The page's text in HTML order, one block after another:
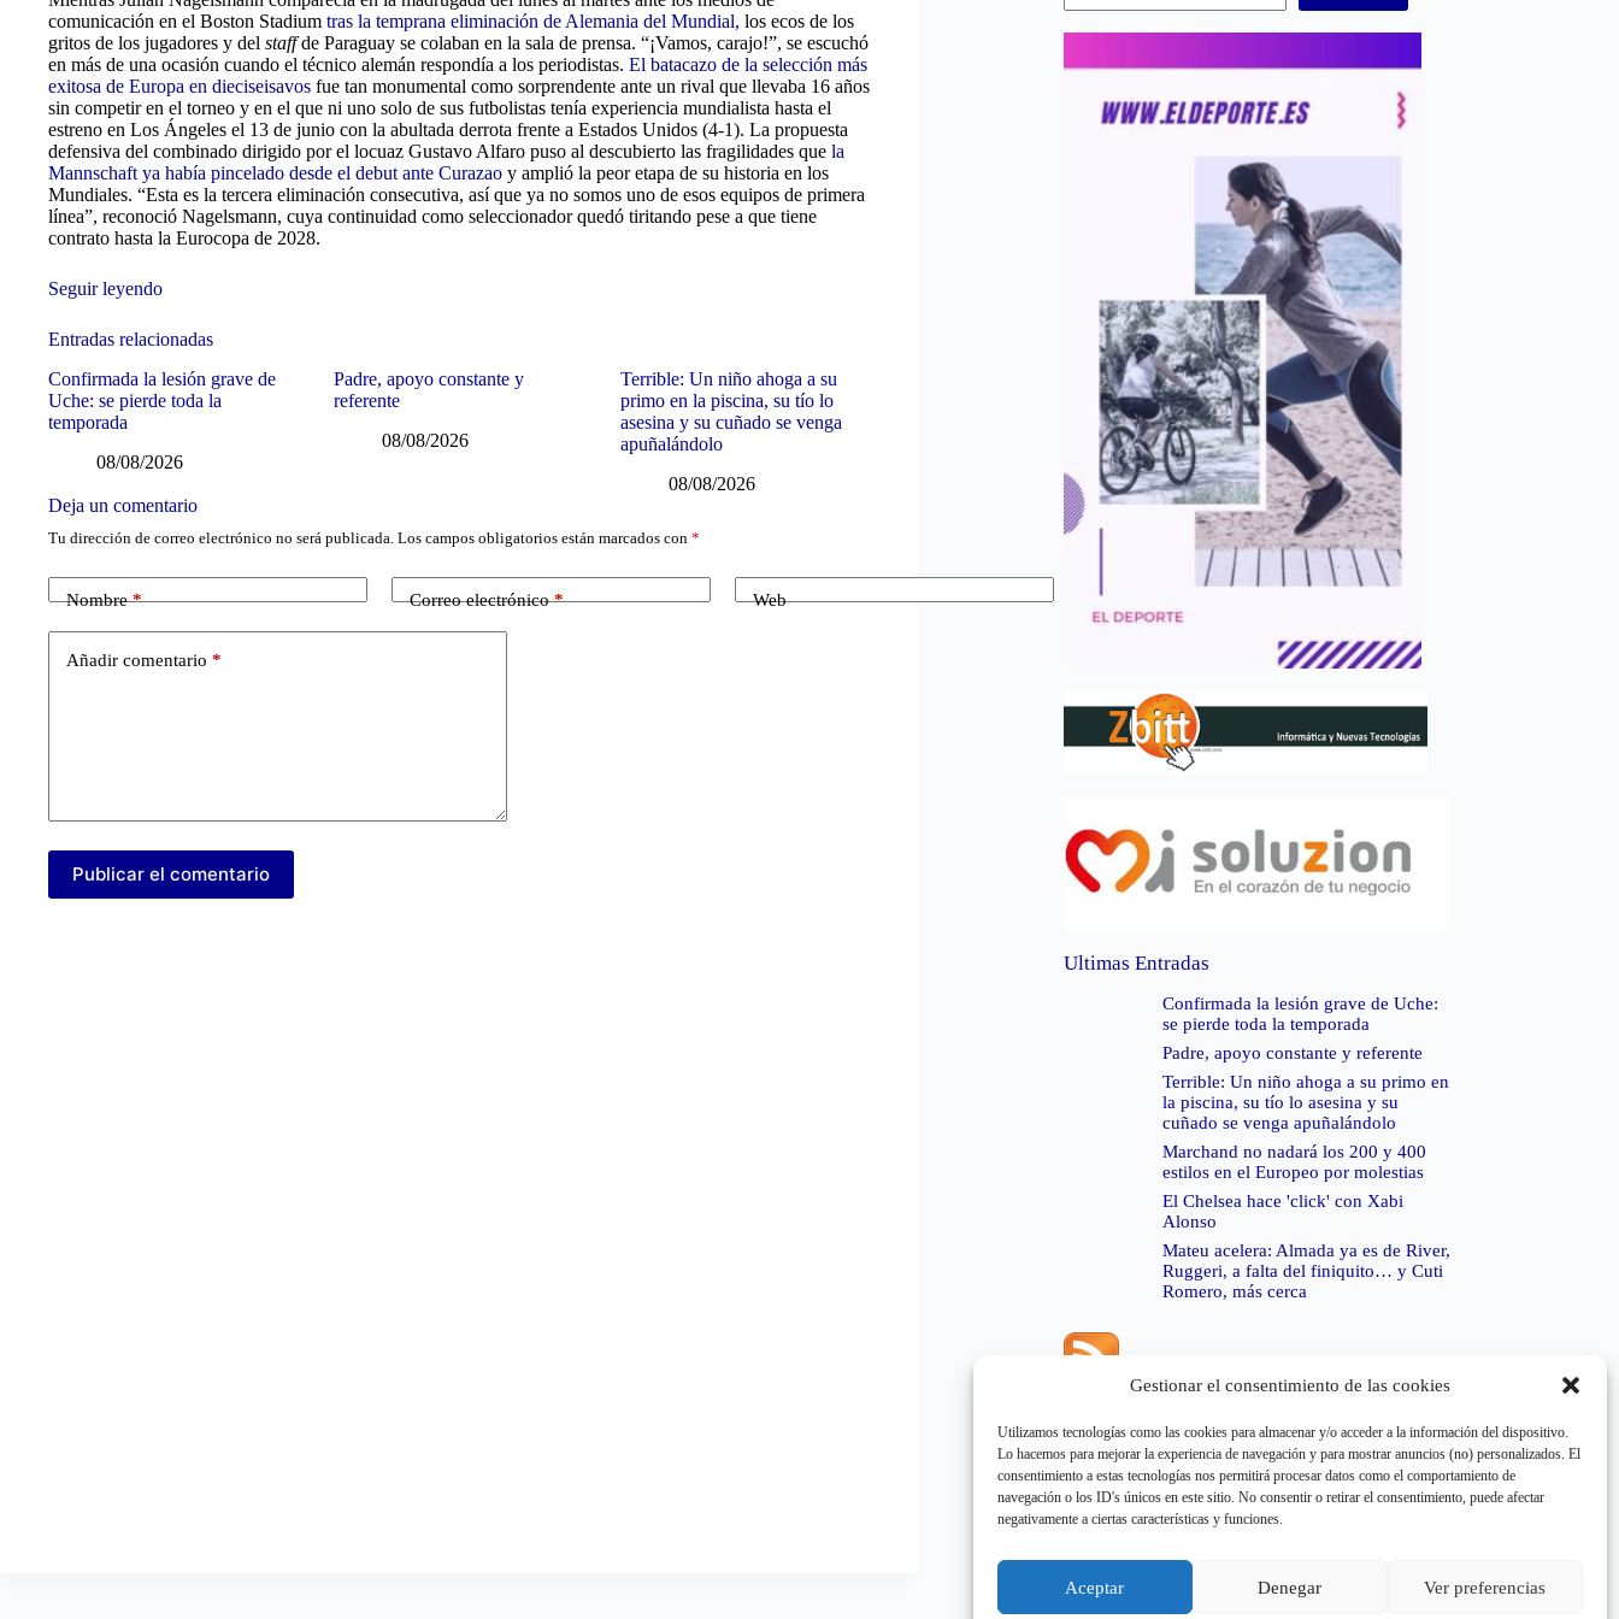
Gestionar el consentimiento de las cookies
Utilizamos tecnologías como las cookies para almacenar y/o acceder a la información del dispositivo.
Lo hacemos para mejorar la experiencia de navegación y para mostrar anuncios (no) personalizados. El
consentimiento a estas tecnologías nos permitirá procesar datos como el comportamiento de
navegación o los ID's únicos en este sitio. No consentir o retirar el consentimiento, puede afectar
negativamente a ciertas características y funciones.
Aceptar Denegar Ver preferencias
comunicación en el Boston Stadium tras la temprana eliminación de Alemania del Mundial, los ecos de los
gritos de los jugadores y del staffde Paraguay se colaban en la sala de prensa. “¡Vamos, carajo!”, se escuchó
en más de una ocasión cuando el técnico alemán respondía a los periodistas. El batacazo de la selección más
exitosa de Europa en dieciseisavos fue tan monumental como sorprendente ante un rival que llevaba 16 años
sin competir en el torneo y en el que ni uno solo de sus futbolistas tenía experiencia mundialista hasta el
estreno en Los Ángeles el 13 de junio con la abultada derrota frente a Estados Unidos (4-1). La propuesta
defensiva del combinado dirigido por el locuaz Gustavo Alfaro puso al descubierto las fragilidades que la
Mannschaft ya había pincelado desde el debut ante Curazao y amplió la peor etapa de su historia en los
Mundiales. “Esta es la tercera eliminación consecutiva, así que ya no somos uno de esos equipos de primera
línea”, reconoció Nagelsmann, cuya continuidad como seleccionador quedó tiritando pese a que tiene
contrato hasta la Eurocopa de 2028.
Seguir leyendo
Entradas relacionadas
Confirmada la lesión grave de
Uche: se pierde toda la
temporada
08/08/2026
Padre, apoyo constante y
referente
08/08/2026
Terrible: Un niño ahoga a su
primo en la piscina, su tío lo
asesina y su cuñado se venga
apuñalándolo
08/08/2026
Deja un comentario
Tu dirección de correo electrónico no será publicada. Los campos obligatorios están marcados con *
Nombre* Correo electrónico* Web
Añadir comentario *
Publicar el comentario
Ultimas Entradas
Confirmada la lesión grave de Uche:
se pierde toda la temporada
Padre, apoyo constante y referente
Terrible: Un niño ahoga a su primo en
la piscina, su tío lo asesina y su
cuñado se venga apuñalándolo
Marchand no nadará los 200 y 400
estilos en el Europeo por molestias
El Chelsea hace 'click' con Xabi
Alonso
Mateu acelera: Almada ya es de River,
Ruggeri, a falta del finiquito… y Cuti
Romero, más cerca
Error de RSS:Retrieved unsupported status code
"404"